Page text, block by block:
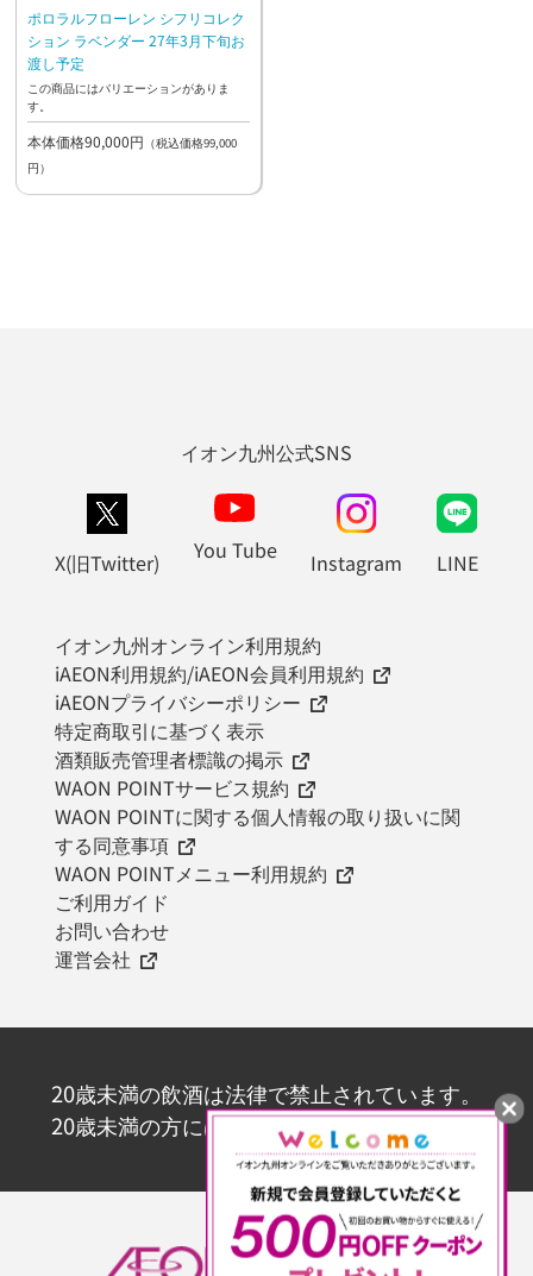
ポロラルフローレン シフリコレク
ション ラベンダー 27年3月下旬お
渡し予定
この商品にはバリエーションがありま
す。
本体価格90,000円 （税込価格99,000
円）
イオン九州公式SNS
X(旧Twitter) You Tube Instagram LINE
イオン九州オンライン利用規約
iAEON利用規約/iAEON会員利用規約
iAEONプライバシーポリシー
特定商取引に基づく表示
酒類販売管理者標識の掲示
WAON POINTサービス規約
WAON POINTに関する個人情報の取り扱いに関
する同意事項
WAON POINTメニュー利用規約
ご利用ガイド
お問い合わせ
運営会社
20歳未満の飲酒は法律で禁止されています。
20歳未満の方にはお酒を販売いたしません。